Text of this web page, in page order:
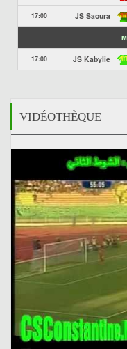
17:00 JS Saoura
17:00 JS Kabylie
VIDÉOTHÈQUE